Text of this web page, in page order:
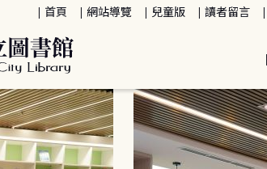
首頁 網站導覽 兒童版 讀者留言